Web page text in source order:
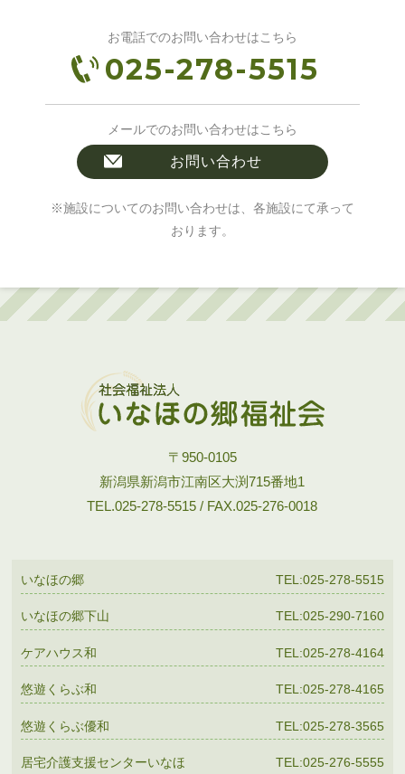
お電話でのお問い合わせはこちら
025-278-5515
メールでのお問い合わせはこちら
お問い合わせ
※施設についてのお問い合わせは、各施設にて承って
おります。
〒950-0105
新潟県新潟市江南区大渕715番地1
TEL.025-278-5515 / FAX.025-276-0018
いなほの郷 TEL:025-278-5515
いなほの郷下山 TEL:025-290-7160
ケアハウス和 TEL:025-278-4164
悠遊くらぶ和 TEL:025-278-4165
悠遊くらぶ優和 TEL:025-278-3565
居宅介護支援センターいなほ TEL:025-276-5555